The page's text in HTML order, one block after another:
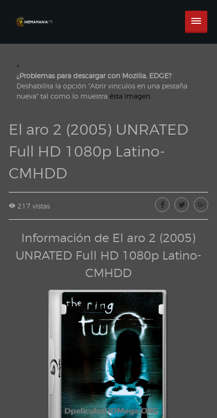
×
¿Problemas para descargar con Mozilla, EDGE?
Deshabilita la opción "Abrir vinculos en una pestaña
nueva" tal como lo muestra ésta imagen.
El aro 2 (2005) UNRATED
Full HD 1080p Latino-
CMHDD
217 vistas
Información de El aro 2 (2005)
UNRATED Full HD 1080p Latino-
CMHDD